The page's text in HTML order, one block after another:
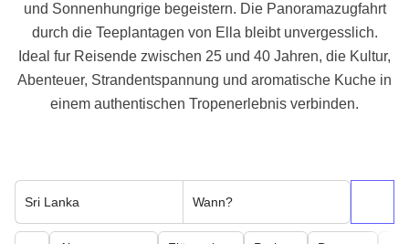
und Sonnenhungrige begeistern. Die Panoramazugfahrt
durch die Teeplantagen von Ella bleibt unvergesslich.
Ideal fur Reisende zwischen 25 und 40 Jahren, die Kultur,
Abenteuer, Strandentspannung und aromatische Kuche in
einem authentischen Tropenerlebnis verbinden.
Sri Lanka Wann?